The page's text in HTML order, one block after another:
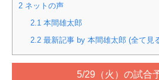
2 ネットの声
2.1 本間雄太郎
2.2最新記事 by 本間雄太郎 (全て見
5/29（火）の試合